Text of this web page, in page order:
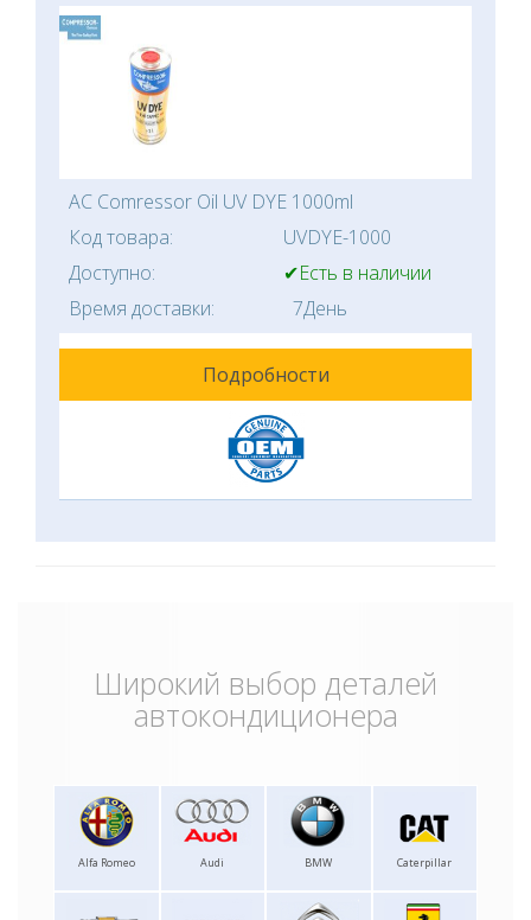
AC Comressor Oil UV DYE 1000ml
Код товара:
UVDYE-1000
Доступно:
✔Есть в наличии
Время доставки:
7День
Подробности
Широкий выбор деталей
автокондиционера
Alfa Romeo Audi BMW Caterpillar